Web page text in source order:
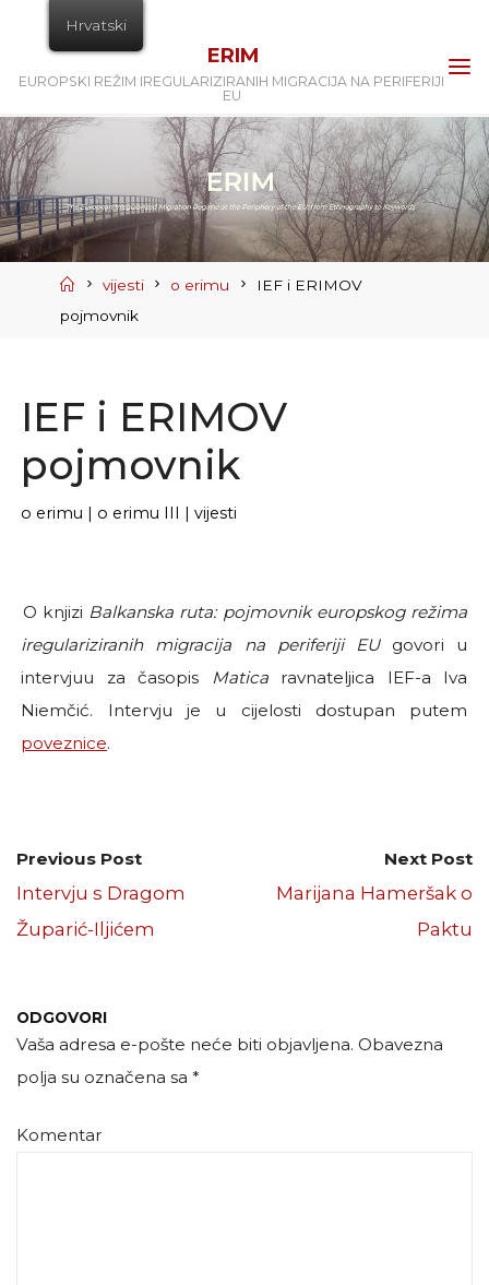
content
ERIM
EUROPSKI REŽIM IREGULARIZIRANIH MIGRACIJA NA PERIFERIJI
EU
Home
vijesti o erimu
IEF i ERIMOV
pojmovnik
IEF i ERIMOV
pojmovnik
o erimu | o erimu III | vijesti
O knjizi Balkanska ruta: pojmovnik europskog režima
iregulariziranih migracija na periferiji EUgovori u
intervjuu za časopis Matica ravnateljica IEF-a Iva
Niemčić. Intervju je u cijelosti dostupan putem
poveznice.
Previous Post
Intervju s Dragom
Župarić-Iljićem
Next Post
Marijana Hameršak o
Paktu
ODGOVORI
Vaša adresa e-pošte neće biti objavljena. Obavezna
polja su označena sa*
Komentar
Hrvatski